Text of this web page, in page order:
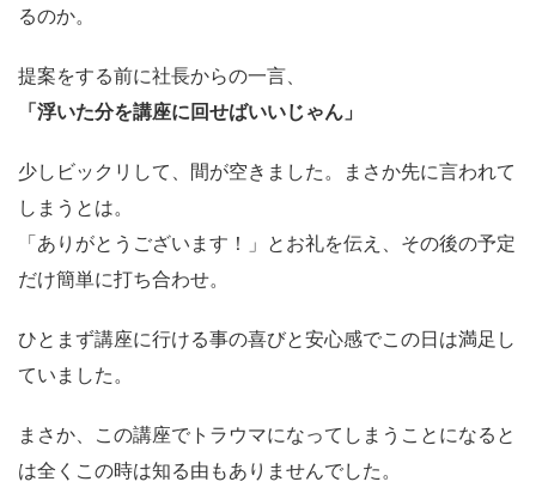
るのか。
提案をする前に社長からの一言、
「浮いた分を講座に回せばいいじゃん」
少しビックリして、間が空きました。まさか先に言われて
しまうとは。
「ありがとうございます！」とお礼を伝え、その後の予定
だけ簡単に打ち合わせ。
ひとまず講座に行ける事の喜びと安心感でこの日は満足し
ていました。
まさか、この講座でトラウマになってしまうことになると
は全くこの時は知る由もありませんでした。